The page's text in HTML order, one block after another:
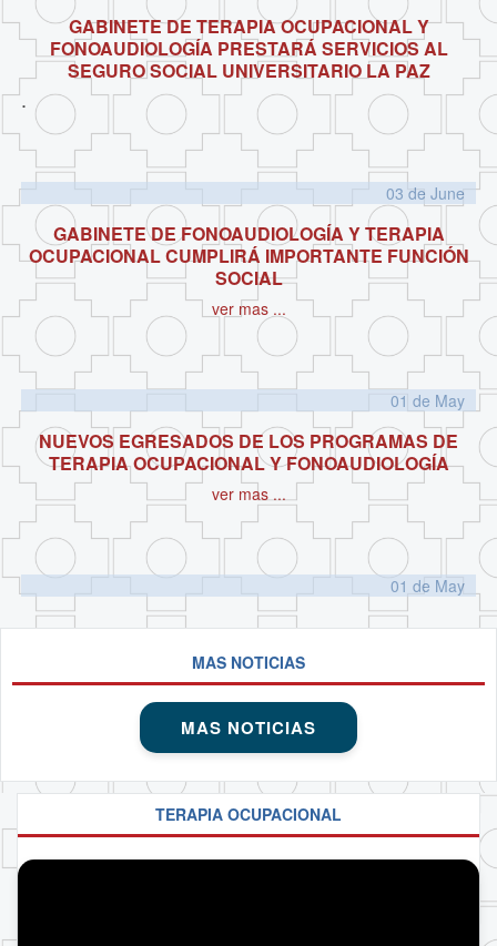
GABINETE DE TERAPIA OCUPACIONAL Y
FONOAUDIOLOGÍA PRESTARÁ SERVICIOS AL
SEGURO SOCIAL UNIVERSITARIO LA PAZ
.
03 deJune
GABINETE DE FONOAUDIOLOGÍA Y TERAPIA
OCUPACIONAL CUMPLIRÁ IMPORTANTE FUNCIÓN
SOCIAL
ver mas ...
01 de May
NUEVOS EGRESADOS DE LOS PROGRAMAS DE
TERAPIA OCUPACIONAL Y FONOAUDIOLOGÍA
ver mas ...
01 de May
MAS NOTICIAS
MAS NOTICIAS
TERAPIA OCUPACIONAL